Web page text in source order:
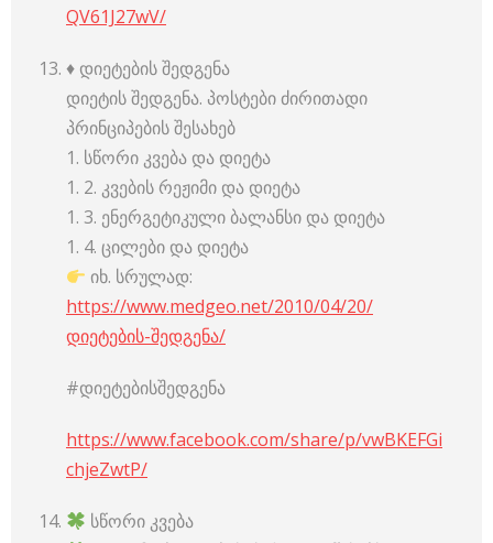
QV61J27wV/
♦️ დიეტების შედგენა
დიეტის შედგენა. პოსტები ძირითადი
პრინციპების შესახებ
1. სწორი კვება და დიეტა
1. 2. კვების რეჟიმი და დიეტა
1. 3. ენერგეტიკული ბალანსი და დიეტა
1. 4. ცილები და დიეტა
იხ. სრულად:
https://www.medgeo.net/2010/04/20/
დიეტების-შედგენა/
#დიეტებისშედგენა
https://www.facebook.com/share/p/vwBKEFGi
chjeZwtP/
სწორი კვება